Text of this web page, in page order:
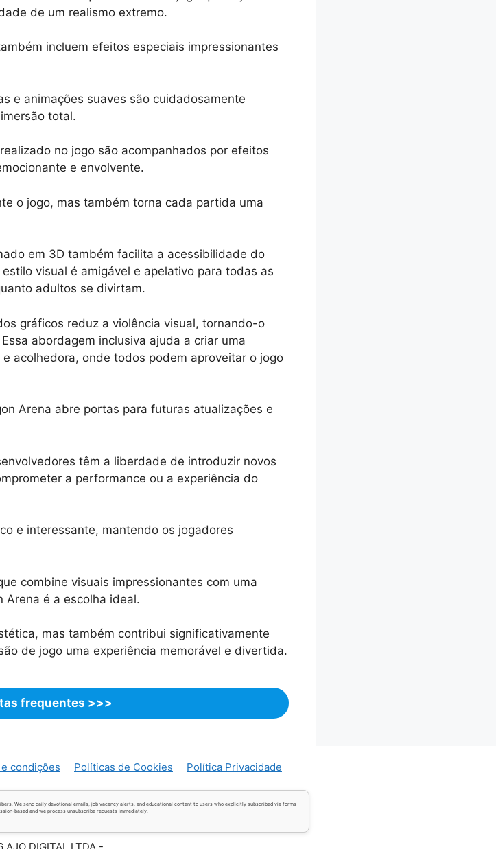
de um realismo extremo.
incluem efeitos especiais impressionantes
e animações suaves são cuidadosamente
total.
no jogo são acompanhados por efeitos
e envolvente.
o jogo, mas também torna cada partida uma
em 3D também facilita a acessibilidade do
visual é amigável e apelativo para todas as
adultos se divirtam.
gráficos reduz a violência visual, tornando-o
abordagem inclusiva ajuda a criar uma
acolhedora, onde todos podem aproveitar o jogo
Arena abre portas para futuras atualizações e
têm a liberdade de introduzir novos
a performance ou a experiência do
e interessante, mantendo os jogadores
combine visuais impressionantes com uma
Arena é a escolha ideal.
mas também contribui significativamente
de jogo uma experiência memorável e divertida.
frequentes >>>
condições Políticas de Cookies
Política Privacidade
We send daily devotional emails, job vacancy alerts, and educational content to users who explicitly subscribed via forms
based and we process unsubscribe requests immediately.